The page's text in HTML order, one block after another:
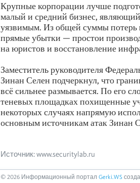
Крупные корпорации лучше
малый и средний бизнес,
уязвимым. Из общей суммы потерь
прямые убытки — простои
на юристов и восстановление
Заместитель руководителя
Зинан Селен подчеркнул, что
всё сильнее размывается. По его
теневых площадках похищенные
некоторых случаях напрямую
основным источникам атак Зинан
Источник: www.securitylab.ru
© 2026 Информационный портал Gerki.WS